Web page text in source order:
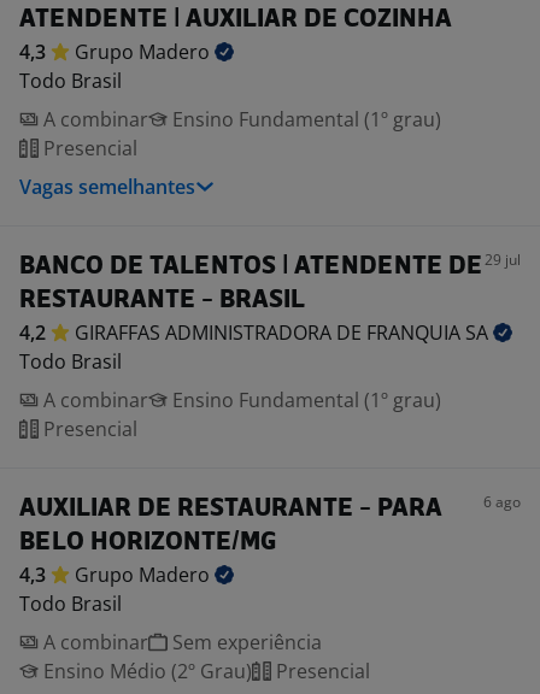
ATENDENTE | AUXILIAR DE COZINHA
4,3 Grupo Madero
Todo Brasil
A combinar
Ensino Fundamental (1º grau)
Presencial
Vagas semelhantes
BANCO DE TALENTOS | ATENDENTE DE
RESTAURANTE - BRASIL
29 jul
4,2 GIRAFFAS ADMINISTRADORA DE FRANQUIA SA
Todo Brasil
A combinar
Ensino Fundamental (1º grau)
Presencial
AUXILIAR DE RESTAURANTE - PARA
BELO HORIZONTE/MG
6 ago
4,3 Grupo Madero
Todo Brasil
A combinar
Sem experiência
Ensino Médio (2º Grau)
Presencial